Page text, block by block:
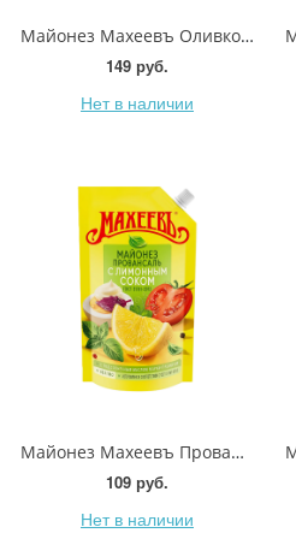
Майонез Махеевъ Оливковый 50.5% 630г
149 руб.
Нет в наличии
Майонез Махеевъ Провансаль с лимонным соком 67% 380г
109 руб.
Нет в наличии